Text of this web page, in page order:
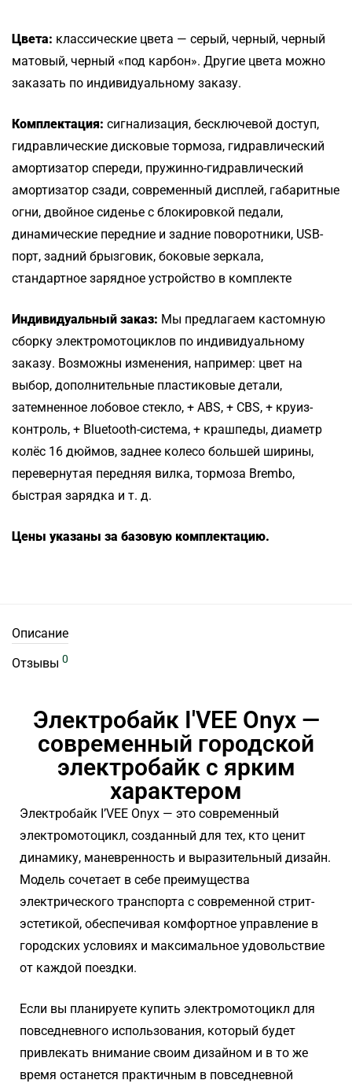
Цвета: классические цвета — серый, черный, черный
матовый, черный «под карбон». Другие цвета можно
заказать по индивидуальному заказу.
Комплектация: сигнализация, бесключевой доступ,
гидравлические дисковые тормоза, гидравлический
амортизатор спереди, пружинно-гидравлический
амортизатор сзади, современный дисплей, габаритные
огни, двойное сиденье с блокировкой педали,
динамические передние и задние поворотники, USB-
порт, задний брызговик, боковые зеркала,
стандартное зарядное устройство в комплекте
Индивидуальный заказ: Мы предлагаем кастомную
сборку электромотоциклов по индивидуальному
заказу. Возможны изменения, например: цвет на
выбор, дополнительные пластиковые детали,
затемненное лобовое стекло, + ABS, + CBS, + круиз-
контроль, + Bluetooth-система, + крашпеды, диаметр
колёс 16 дюймов, заднее колесо большей ширины,
перевернутая передняя вилка, тормоза Brembo,
быстрая зарядка и т. д.
Цены указаны за базовую комплектацию.
Описание
Отзывы 0
Электробайк I'VEE Onyx —
современный городской
электробайк с ярким
характером
Электробайк I’VEE Onyx — это современный
электромотоцикл, созданный для тех, кто ценит
динамику, маневренность и выразительный дизайн.
Модель сочетает в себе преимущества
электрического транспорта с современной стрит-
эстетикой, обеспечивая комфортное управление в
городских условиях и максимальное удовольствие
от каждой поездки.
Если вы планируете купить электромотоцикл для
повседневного использования, который будет
привлекать внимание своим дизайном и в то же
время останется практичным в повседневной